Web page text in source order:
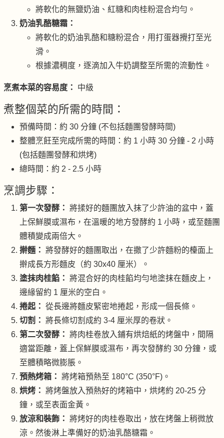
將軟化的無鹽奶油、紅糖和肉桂粉混合均勻。
奶油乳酪糖霜：
將軟化的奶油乳酪和糖粉混合，用打蛋器攪打至光
滑。
根據濃稠度，逐滴加入牛奶調整至所需的流動性。
烹煮本菜的容易度： 中級
煮整個菜的所需的時間：
預備時間：約 30 分鐘 (不包括麵團發酵時間)
整體烹飪至完成所需的時間：約 1 小時 30 分鐘 - 2 小時
(包括麵團發酵和烘烤)
總時間：約 2 - 2.5 小時
烹調步驟：
第一次發酵： 將揉好的麵團放入抹了少許油的盆中，蓋
上保鮮膜或濕布，在溫暖的地方發酵約 1 小時，或至麵團
體積變成兩倍大。
擀麵： 將發酵好的麵團取出，在撒了少許麵粉的檯面上
擀成長方形麵皮（約 30x40 厘米）。
塗抹肉桂餡： 將混合好的肉桂餡均勻地塗抹在麵皮上，
邊緣留約 1 厘米的空白。
捲起： 從長邊將麵皮緊密地捲起，形成一個長條。
切割： 將長條切割成約 3-4 厘米厚的卷狀。
第二次發酵： 將肉桂卷放入鋪有烘焙紙的烤盤中，間隔
適當距離，蓋上保鮮膜或濕布，再次發酵約 30 分鐘，或
至體積略微膨脹。
預熱烤箱： 將烤箱預熱至 180°C (350°F)。
烘烤： 將烤盤放入預熱好的烤箱中，烘烤約 20-25 分
鐘，或至表面金黃。
放涼和裝飾： 將烤好的肉桂卷取出，放在烤盤上稍微放
涼。然後淋上準備好的奶油乳酪糖霜。